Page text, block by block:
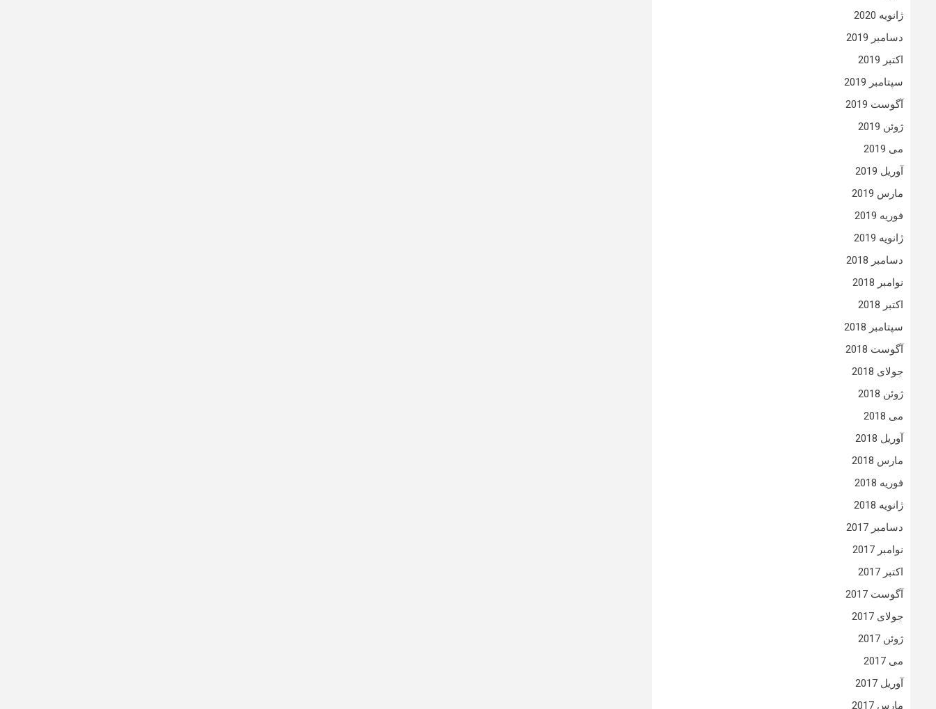
ژانویه 2020
دسامبر 2019
اکتبر 2019
سپتامبر 2019
آگوست 2019
ژوئن 2019
می 2019
آوریل 2019
مارس 2019
فوریه 2019
ژانویه 2019
دسامبر 2018
نوامبر 2018
اکتبر 2018
سپتامبر 2018
آگوست 2018
جولای 2018
ژوئن 2018
می 2018
آوریل 2018
مارس 2018
فوریه 2018
ژانویه 2018
دسامبر 2017
نوامبر 2017
اکتبر 2017
آگوست 2017
جولای 2017
ژوئن 2017
می 2017
آوریل 2017
مارس 2017